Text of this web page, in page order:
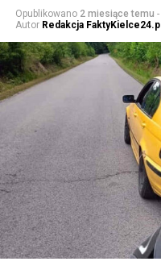
Opublikowano 2 miesiące temu -
Autor Redakcja FaktyKielce24.pl